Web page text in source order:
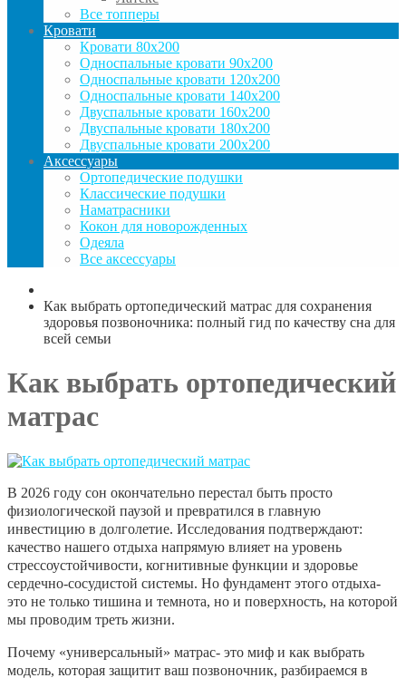
Все топперы
Кровати
Кровати 80x200
Односпальные кровати 90x200
Односпальные кровати 120x200
Односпальные кровати 140x200
Двуспальные кровати 160x200
Двуспальные кровати 180x200
Двуспальные кровати 200x200
Аксессуары
Ортопедические подушки
Классические подушки
Наматрасники
Кокон для новорожденных
Одеяла
Все аксессуары
Как выбрать ортопедический матрас для сохранения
здоровья позвоночника: полный гид по качеству сна для
всей семьи
Как выбрать ортопедический
матрас
В 2026 году сон окончательно перестал быть просто
физиологической паузой и превратился в главную
инвестицию в долголетие. Исследования подтверждают:
качество нашего отдыха напрямую влияет на уровень
стрессоустойчивости, когнитивные функции и здоровье
сердечно-сосудистой системы. Но фундамент этого отдыха-
это не только тишина и темнота, но и поверхность, на которой
мы проводим треть жизни.
Почему «универсальный» матрас- это миф и как выбрать
модель, которая защитит ваш позвоночник, разбираемся в